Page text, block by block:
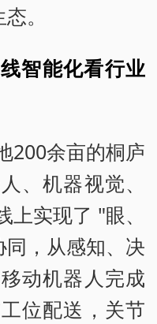
。
智能化看行业
200余亩的桐庐
、机器视觉、
实现了 "眼、
，从感知、决
动机器人完成
位配送，关节